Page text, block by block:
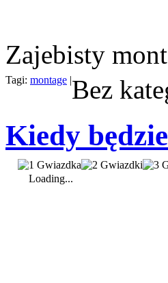
Zajebisty
Tagi: montage |Bez
Kiedy
Loading...